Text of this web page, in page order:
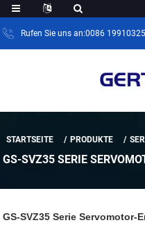
Rufen Sie uns an:0086
STARTSEITE PRODUKTE
GS-SVZ35 SERIE
GS-SVZ35 Serie Servomotor-